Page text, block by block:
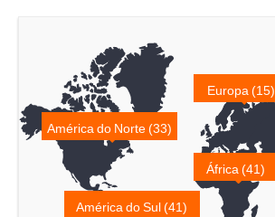
Europa (15)
América do Norte (33)
África (41)
América do Sul (41)